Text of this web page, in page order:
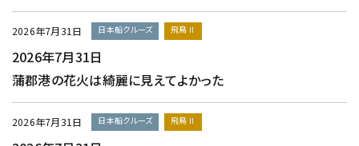
2026年7月31日 日本船クルーズ 飛鳥Ⅱ
2026年7月31日
蒲郡港の花火は綺麗に見えてよかった
2026年7月31日 日本船クルーズ 飛鳥Ⅱ